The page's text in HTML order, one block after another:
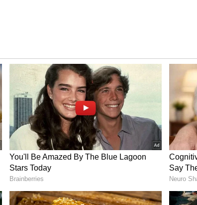
வெளியான 'விக்ரம்' திரைப்படம்
படத்தின் மீதான எதிர்பார்ப்பும்
விஜய் இரட்டை வேடத்தில்
திரைப்படத்தின் படப்பிடிப்பு
சில சுவாரஸ்ய தகவல்களும்